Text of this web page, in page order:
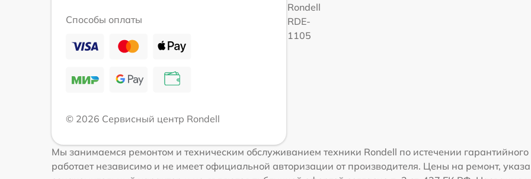
Способы оплаты
© 2026 Сервисный центр Rondell
Rondell
RDE-
1105
Мы занимаемся ремонтом и техническим обслуживанием техники Rondell по истечении
работает независимо и не имеет официальной авторизации от производителя. Цены на ремонт,